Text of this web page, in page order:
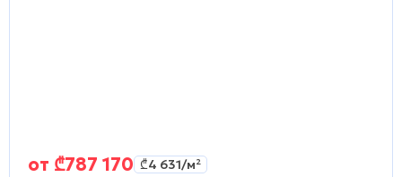
от ₾787 170 ₾4 631/м²